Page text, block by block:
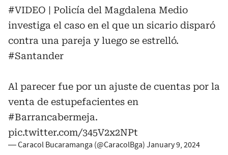
#VIDEO | Policía del Magdalena Medio
investiga el caso en el que un sicario disparó
contra una pareja y luego se estrelló.
#Santander
Al parecer fue por un ajuste de cuentas por la
venta de estupefacientes en
#Barrancabermeja.
pic.twitter.com/345V2x2NPt
— Caracol Bucaramanga (@CaracolBga) January 9, 2024